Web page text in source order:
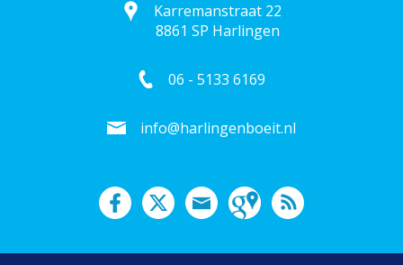
Karremanstraat 22
8861 SP Harlingen
06 - 5133 6169
info@harlingenboeit.nl